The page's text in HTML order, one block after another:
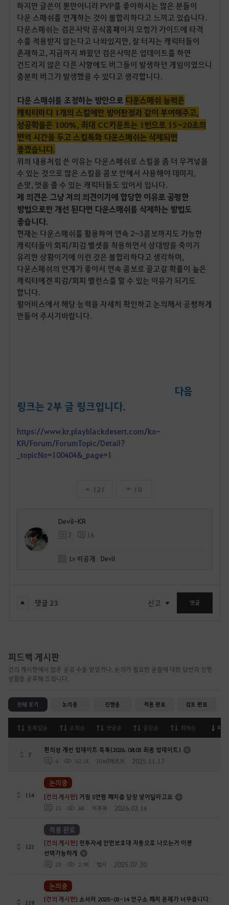
하지만 글쓴이 뿐만아니라 PVP를 좋아하시는 많은 분들이
다운 스매쉬를 연계하는 것이 불합리하다고 느끼고 있습니다.
다운스매쉬는 검은사막 공식홈페이지 모험가 가이드에 타격
수를 적용받지 않는다고 나와있지만, 잘 터지는 캐릭터들이
존재하고, 지금까지 봐왔던 검은사막은 업데이트를 하면
건드리지 않은 다른 사항에도 버그들이 발생하던 게임이였으니
충분히 버그가 발생했을 수 있다고 생각합니다.
다운 스매쉬를 조정하는 방안으로다운스매쉬 능력은
캐릭터마다 1개의 스킬에만 방어판정과 같이 부여해주고,
성공확률은 100%, 최대 CC카운트는 1번으로 15~20초의
면역 시간을 두고 스킬특화 다운스매쉬는 삭제되면
좋겠습니다.
위의 내용처럼 쓴 이유는 다운스매쉬로 스킬을 좀 더 우겨넣을
수 있는 것으로 많은 스킬을 콤보 안에서 사용해야 데미지,
손맛, 멋을 줄 수 있는 캐릭터들도 있어서 입니다.
제 의견은 그냥 저의 의견이기에 합당한 이유로 공평한
방법으로만 개선 된다면 다운스매쉬를 삭제하는 방법도
좋습니다.
현재는 다운스매쉬를 활용하여 연속 2~3콤보까지도 가능한
캐릭터들이 회피/피감 밸셋을 착용하면서 상대방을 죽이기
유리한 상황이기에 이런 것은 불합리하다고 생각하며,
다운스매쉬의 연계가 좋아서 연속 콤보로 끌고갈 확률이 높은
캐릭터에겐 피감/회피 밸런스를 할 수 있는 이유가 되기도
합니다.
펄어비스에서 해당 능력을 자세히 확인하고 논의해서 공평하게
만들어 주시기바랍니다.
다음
링크는 2부 글 링크입니다.
https://www.kr.playblackdesert.com/ko-
KR/Forum/ForumTopic/Detail?
_topicNo=100404&_page=1
121 10
Devil-KR
7 16
Lv 비공개 Devil
댓글 23 신고 댓글
피드백 게시판
건의 게시판에서 많은 공감 수를 얻었거나, 논의가 필요한 글들에 대한 답변과 진행
상황을 공유해 드립니다.
전체 보기 논의중 진행중 적용 완료 검토 완료
등록일순 조회순 댓글순 공감순 화제순 피
7
편의성 개선 업데이트 목록(2026. 08.03 최종 업데이트)
4 62.1K [GM]메르브 2025.11.17
114 [건의 게시판] 거점 5연맹 패치좀 당장 넣어달라고요
13 6K 미루목 2026.03.14
논의중
121
[건의 게시판] 전투자세 안면보호대 자동으로 나오는거 이젠
선택가능하게
20 2.9K 맵시 2025.07.30
적용 완료
119 [건의 게시판] 소서러 2025-03-14 연구소 패치 문제가 너무큽니다.
논의중